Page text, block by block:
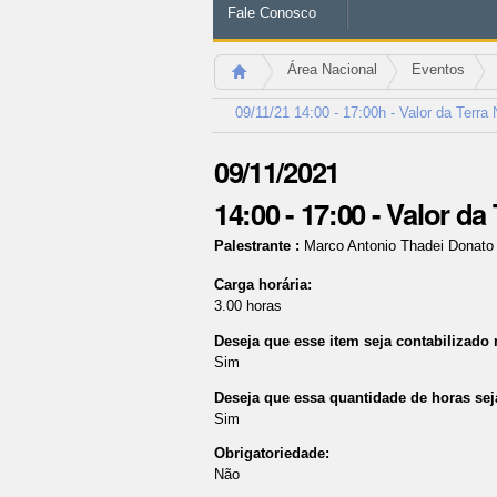
Fale Conosco
Área Nacional Eventos
09/11/21 14:00 - 17:00h - Valor da Terra
09/11/2021
14:00 - 17:00-Valor da
Palestrante : Marco Antonio Thadei Donato
Carga horária:
3.00 horas
Deseja que esse item seja
Sim
Deseja que essa quantidade de horas
Sim
Obrigatoriedade:
Não